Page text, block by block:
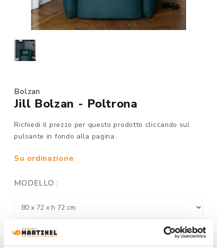
Bolzan
Jill Bolzan - Poltrona
Richiedi il prezzo per questo prodotto cliccando sul
pulsante in fondo alla pagina.
Su ordinazione
MODELLO :
FINITURA RIVESTIMENTO: